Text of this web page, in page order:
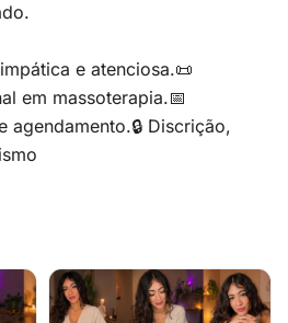
e atenciosa.📜
em massoterapia.📅
agendamento.🔒 Discrição,